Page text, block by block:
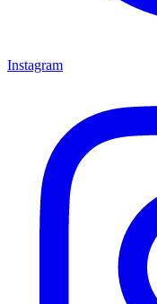
Instagram